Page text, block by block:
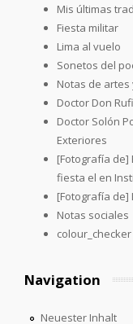
Mis últimas
Fiesta militar
Lima al vuelo
Sonetos del
Notas de artes
Doctor Don
Doctor Solón
Exteriores
[Fotografía de]
fiesta el en
[Fotografía de]
Notas sociales
colour_checker
Navigation
Neuester Inhalt